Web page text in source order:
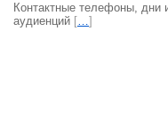
Контактные телефоны, дни
аудиенций […]